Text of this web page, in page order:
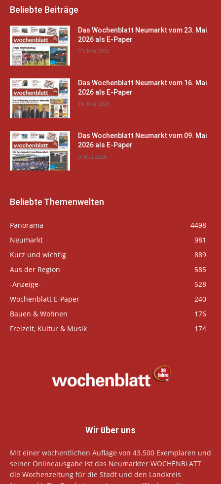
Beliebte Beiträge
Das Wochenblatt Neumarkt vom 23. Mai
2026 als E-Paper
23. Mai 2026
Das Wochenblatt Neumarkt vom 16. Mai
2026 als E-Paper
16. Mai 2026
Das Wochenblatt Neumarkt vom 09. Mai
2026 als E-Paper
9. Mai 2026
Beliebte Themenwelten
Panorama
4498
Neumarkt
981
Kurz und wichtig
889
Aus der Region
585
-Anzeige-
528
Wochenblatt E-Paper
240
Bauen & Wohnen
176
Freizeit, Kultur & Musik
174
Wir über uns
Mit einer wöchentlichen Auflage von 43.500 Exemplaren und
seiner Onlineausgabe ist das Neumarkter WOCHENBLATT
die Wochenzeitung für die Stadt und den Landkreis